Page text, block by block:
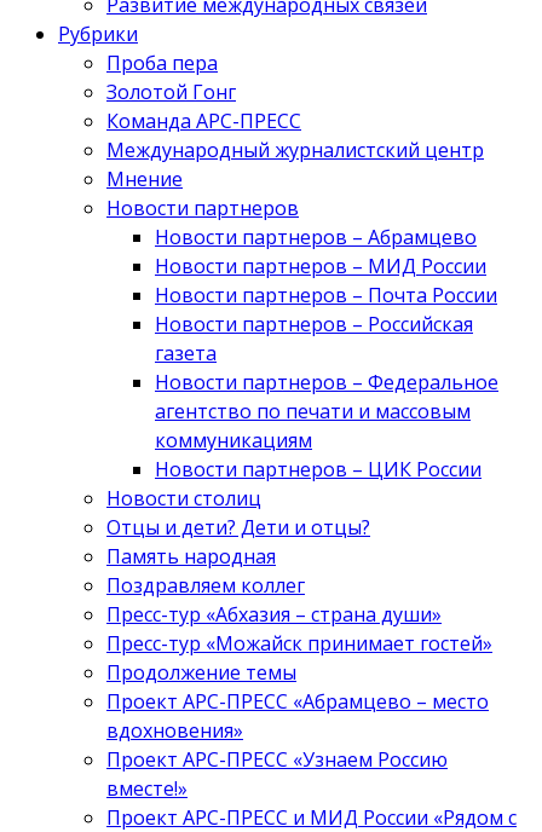
Рубрики
Проба пера
Золотой Гонг
Команда АРС-ПРЕСС
Международный журналистский центр
Мнение
Новости партнеров
Новости партнеров – Абрамцево
Новости партнеров – МИД России
Новости партнеров – Почта России
Новости партнеров – Российская
газета
Новости партнеров – Федеральное
агентство по печати и массовым
коммуникациям
Новости партнеров – ЦИК России
Новости столиц
Отцы и дети? Дети и отцы?
Память народная
Поздравляем коллег
Пресс-тур «Абхазия – страна души»
Пресс-тур «Можайск принимает гостей»
Продолжение темы
Проект АРС-ПРЕСС «Абрамцево – место
вдохновения»
Проект АРС-ПРЕСС «Узнаем Россию
вместе!»
Проект АРС-ПРЕСС и МИД России «Рядом с